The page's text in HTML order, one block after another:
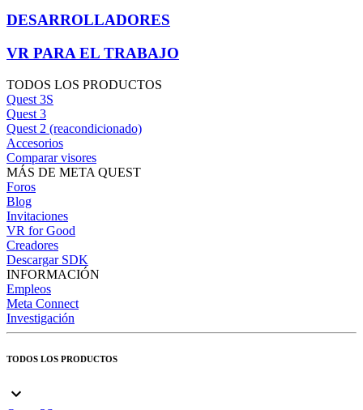
DESARROLLADORES
VR PARA EL TRABAJO
TODOS LOS PRODUCTOS
Quest 3S
Quest 3
Quest 2 (reacondicionado)
Accesorios
Comparar visores
MÁS DE META QUEST
Foros
Blog
Invitaciones
VR for Good
Creadores
Descargar SDK
INFORMACIÓN
Empleos
Meta Connect
Investigación
TODOS LOS PRODUCTOS